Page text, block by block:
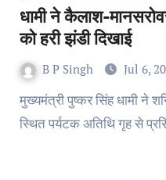
धामी ने कैलाश-
को हरी झंडी दिखाई
B P Singh Jul 6,
मुख्यमंत्री पुष्कर सिंह धामी ने शनिवार को चंपावत जिले के टनकपुर
स्थित पर्यटक अतिथि गृह से